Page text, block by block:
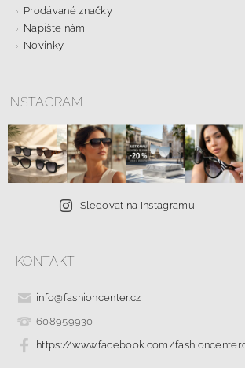
Prodávané značky
Napište nám
Novinky
INSTAGRAM
Sledovat na Instagramu
KONTAKT
info@fashioncenter.cz
608959930
https://www.facebook.com/